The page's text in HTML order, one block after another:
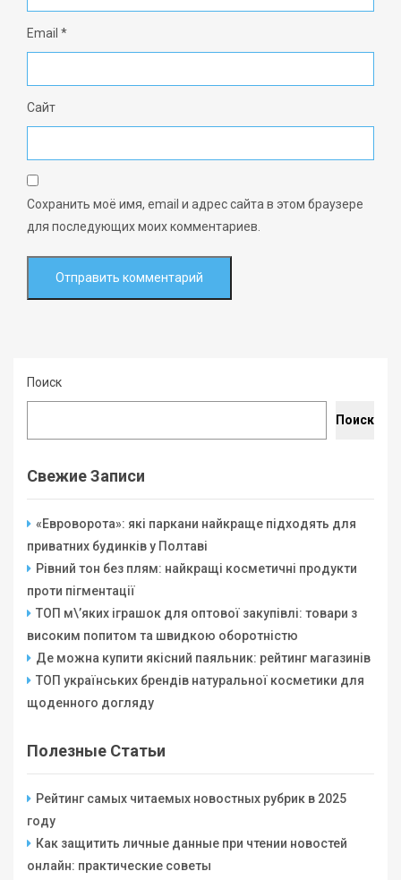
Email *
Сайт
Сохранить моё имя, email и адрес сайта в этом браузере
для последующих моих комментариев.
Поиск
Поиск
Свежие Записи
«Евроворота»: які паркани найкраще підходять для
приватних будинків у Полтаві
Рівний тон без плям: найкращі косметичні продукти
проти пігментації
ТОП м\’яких іграшок для оптової закупівлі: товари з
високим попитом та швидкою оборотністю
Де можна купити якісний паяльник: рейтинг магазинів
ТОП українських брендів натуральної косметики для
щоденного догляду
Полезные Статьи
Рейтинг самых читаемых новостных рубрик в 2025
году
Как защитить личные данные при чтении новостей
онлайн: практические советы